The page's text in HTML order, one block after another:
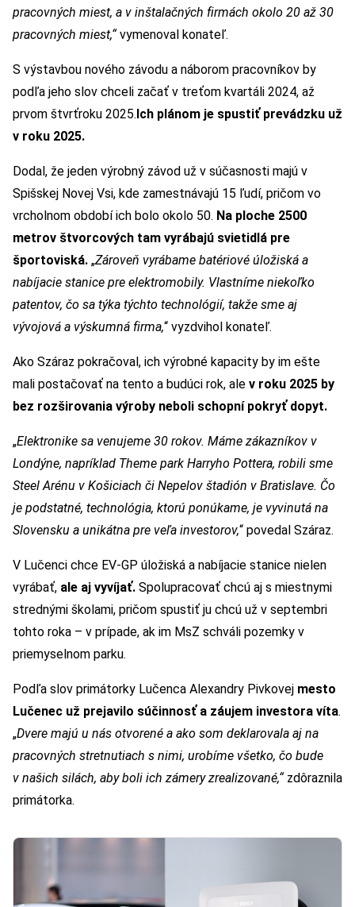
pracovných miest, a v inštalačných firmách okolo 20 až 30
pracovných miest,“ vymenoval konateľ.
S výstavbou nového závodu a náborom pracovníkov by
podľa jeho slov chceli začať v treťom kvartáli 2024, až
prvom štvrťroku 2025. Ich plánom je spustiť prevádzku už
v roku 2025.
Dodal, že jeden výrobný závod už v súčasnosti majú v
Spišskej Novej Vsi, kde zamestnávajú 15 ľudí, pričom vo
vrcholnom období ich bolo okolo 50. N a ploche 2500
metrov štvorcových tam vyrábajú svietidlá pre
športoviská. „Zároveň vyrábame batériové úložiská a
nabíjacie stanice pre elektromobily. Vlastníme niekoľko
patentov, čo sa týka týchto technológií, takže sme aj
vývojová a výskumná firma,“ vyzdvihol konateľ.
Ako Száraz pokračoval, ich výrobné kapacity by im ešte
mali postačovať na tento a budúci rok, ale v roku 2025 by
bez rozširovania výroby neboli schopní pokryť dopyt.
„Elektronike sa venujeme 30 rokov. Máme zákazníkov v
Londýne, napríklad Theme park Harryho Pottera, robili sme
Steel Arénu v Košiciach či Nepelov štadión v Bratislave. Čo
je podstatné, technológia, ktorú ponúkame, je vyvinutá na
Slovensku a unikátna pre veľa investorov,“ povedal Száraz.
V Lučenci chce EV-GP úložiská a nabíjacie stanice nielen
vyrábať, ale aj vyvíjať. Spolupracovať chcú aj s miestnymi
strednými školami, pričom spustiť ju chcú už v septembri
tohto roka – v prípade, ak im MsZ schváli pozemky v
priemyselnom parku.
Podľa slov primátorky Lučenca Alexandry Pivkovej mesto
Lučenec už prejavilo súčinnosť a záujem investora víta.
„Dvere majú u nás otvorené a ako som deklarovala aj na
pracovných stretnutiach s nimi, urobíme všetko, čo bude
v našich silách, aby boli ich zámery zrealizované,“ zdôraznila
primátorka.